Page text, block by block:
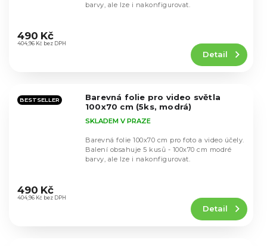
hodnocení
produktu
hvězdiček.
404,96 Kč bez DPH
490 Kč
Detail
barvy, ale lze i nakonfigurovat.
BESTSELLER
Barevná folie pro video světla
100x70 cm (5ks, modrá)
hodnocení
produktu
SKLADEM V PRAZE
404,96 Kč bez DPH
490 Kč
Detail
Barevná folie 100x70 cm pro foto a video účely.
Balení obsahuje 5 kusů - 100x70 cm modré
barvy, ale lze i nakonfigurovat.